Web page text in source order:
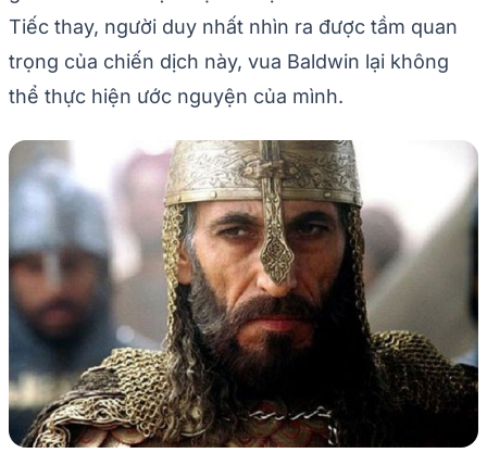
Tiếc thay, người duy nhất nhìn ra được tầm quan
trọng của chiến dịch này, vua Baldwin lại không
thể thực hiện ước nguyện của mình.